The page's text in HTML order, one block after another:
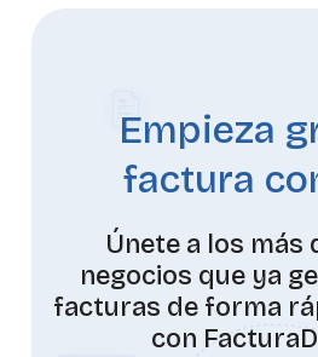
Empieza
factura
Únete a los más
negocios que ya
facturas de forma
con